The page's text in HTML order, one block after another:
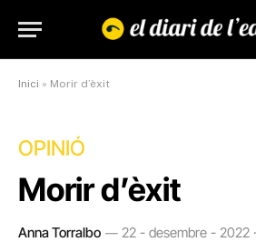
Inici » Morir d’èxit
OPINIÓ
Morir d’èxit
Anna Torralbo
22 - desembre - 2022